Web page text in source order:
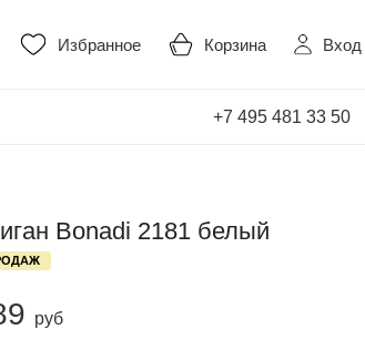
Избранное Корзина Вход
+7 495 481 33 50
Bonadi 2181 белый
руб